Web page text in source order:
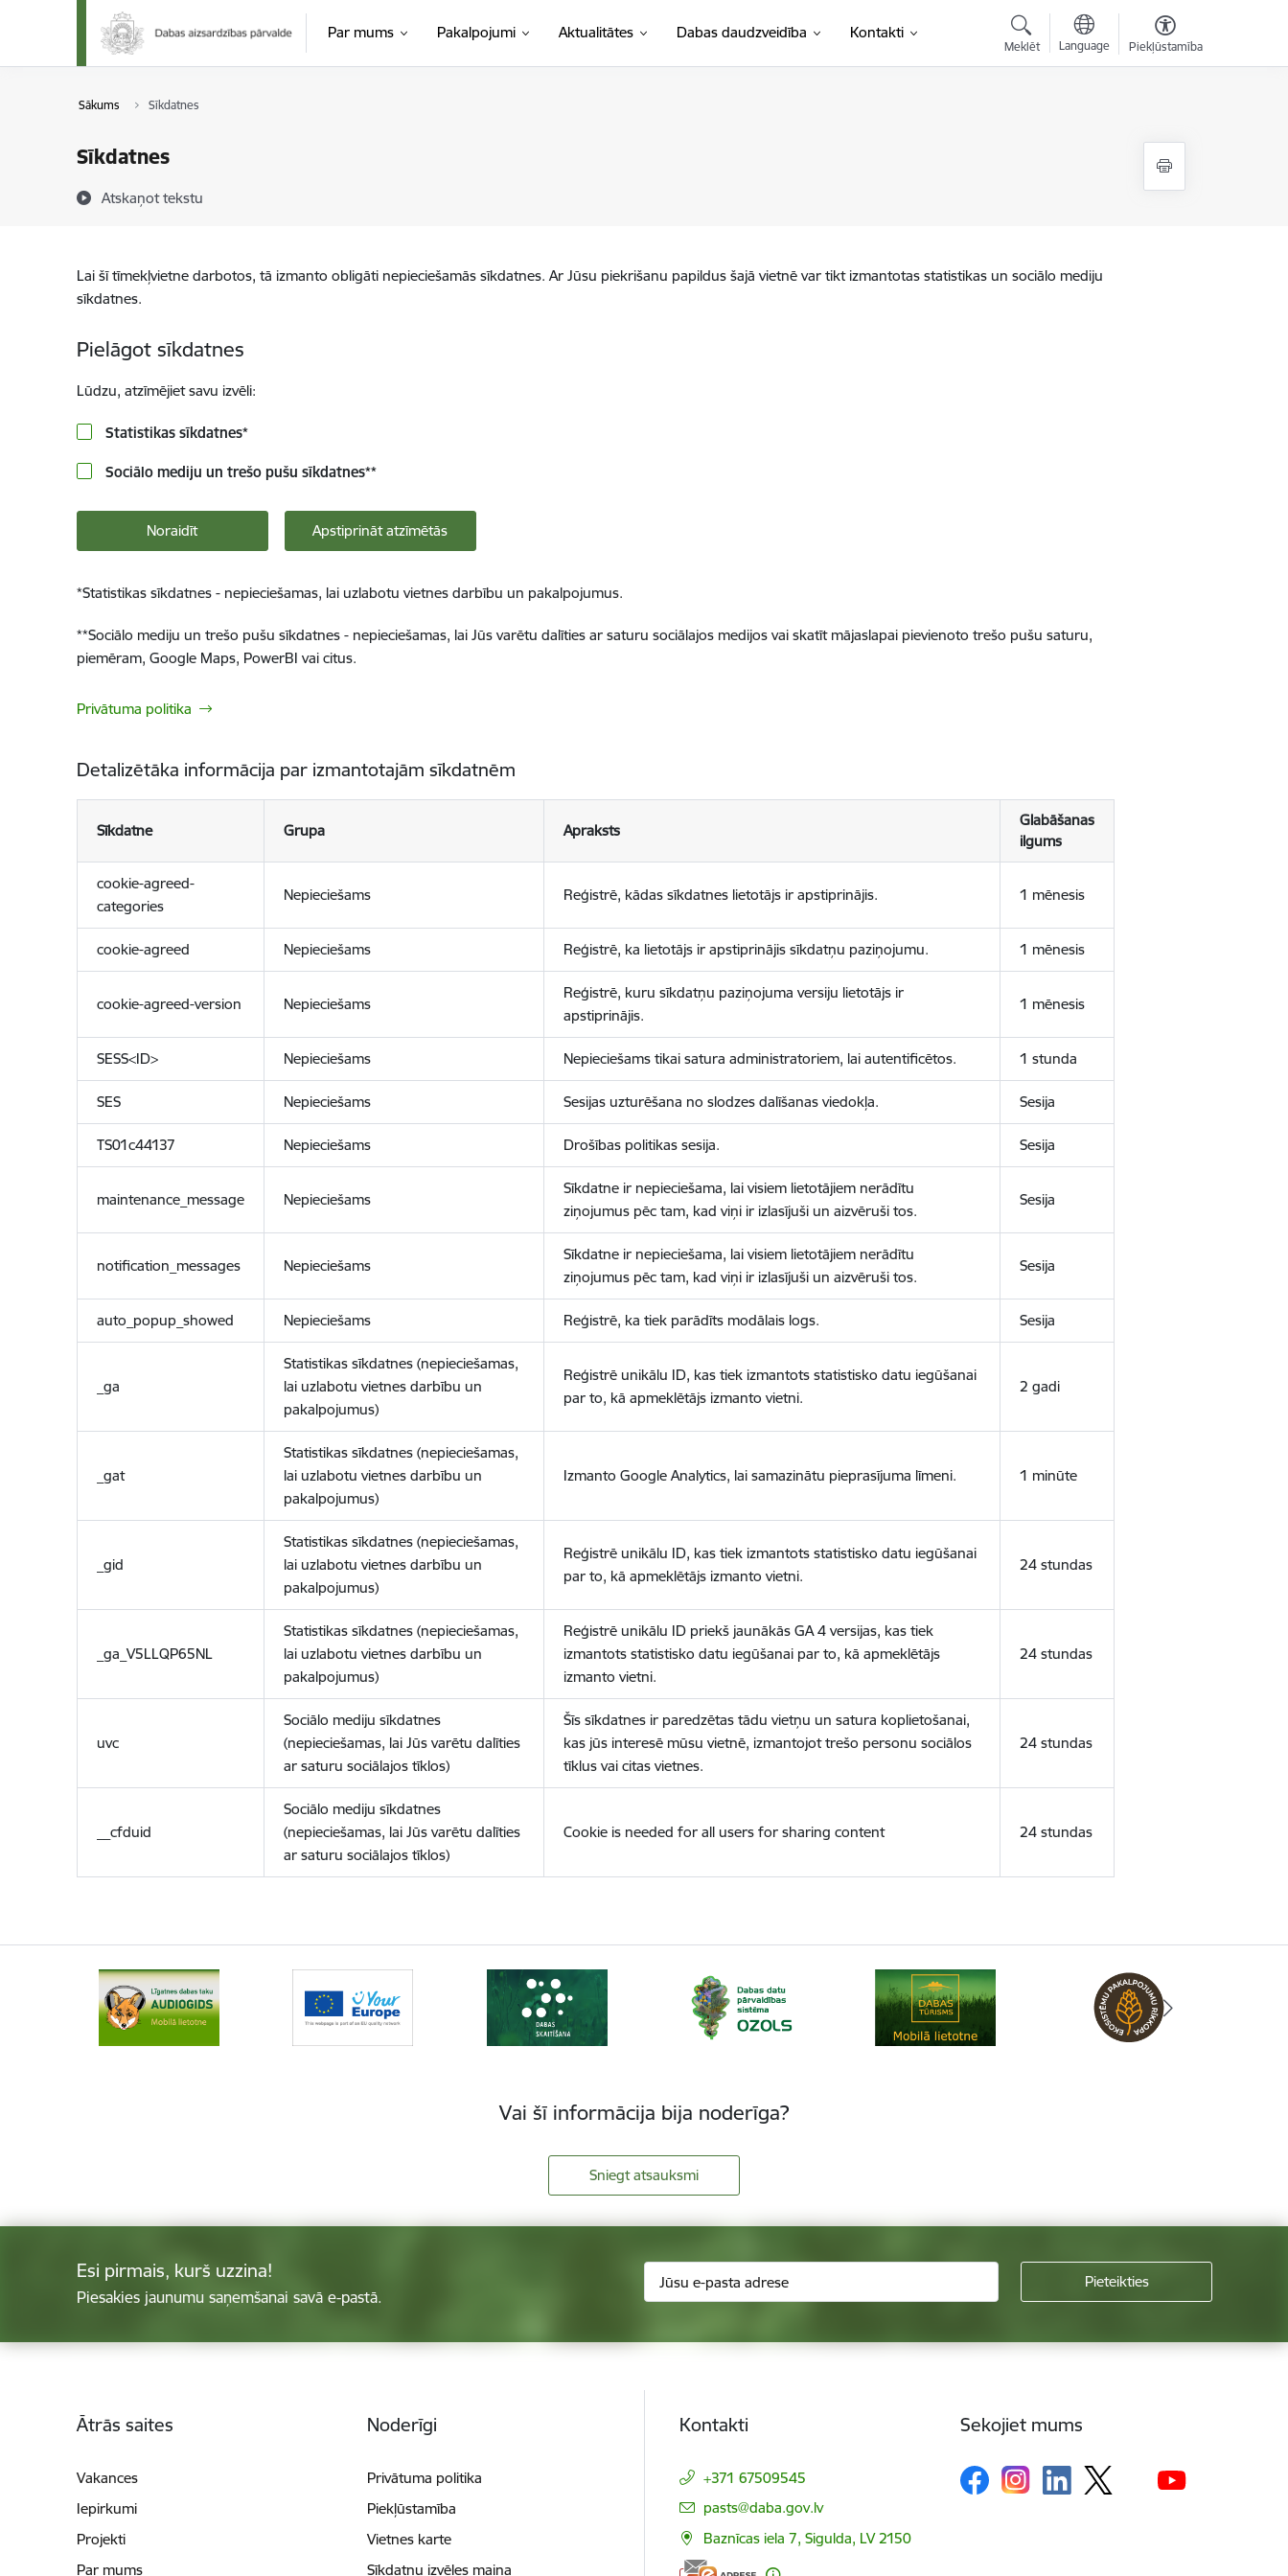
Pāriet uz lapas saturu
Par mums Pakalpojumi Aktualitātes Dabas daudzveidība Kontakti
Meklēt Language Piekļūstamība
Sākums Sīkdatnes
Sīkdatnes
Atskaņot tekstu
Lai šī tīmekļvietne darbotos, tā izmanto obligāti nepieciešamās sīkdatnes. Ar Jūsu piekrišanu papildus šajā vietnē var tikt izmantotas statistikas un sociālo mediju
sīkdatnes.
Pielāgot sīkdatnes
Lūdzu, atzīmējiet savu izvēli:
Statistikas sīkdatnes*
Sociālo mediju un trešo pušu sīkdatnes**
Noraidīt Apstiprināt atzīmētās
*Statistikas sīkdatnes - nepieciešamas, lai uzlabotu vietnes darbību un pakalpojumus.
**Sociālo mediju un trešo pušu sīkdatnes - nepieciešamas, lai Jūs varētu dalīties ar saturu sociālajos medijos vai skatīt mājaslapai pievienoto trešo pušu saturu,
piemēram, Google Maps, PowerBI vai citus.
Privātuma politika
Detalizētāka informācija par izmantotajām sīkdatnēm
Sīkdatne Grupa Apraksts
Glabāšanas
ilgums
cookie-agreed-
categories
Nepieciešams Reģistrē, kādas sīkdatnes lietotājs ir apstiprinājis. 1 mēnesis
cookie-agreed Nepieciešams Reģistrē, ka lietotājs ir apstiprinājis sīkdatņu paziņojumu. 1 mēnesis
cookie-agreed-version Nepieciešams
Reģistrē, kuru sīkdatņu paziņojuma versiju lietotājs ir
apstiprinājis.
1 mēnesis
SESS<ID> Nepieciešams Nepieciešams tikai satura administratoriem, lai autentificētos. 1 stunda
SES Nepieciešams Sesijas uzturēšana no slodzes dalīšanas viedokļa. Sesija
TS01c44137 Nepieciešams Drošības politikas sesija. Sesija
maintenance_message Nepieciešams
Sīkdatne ir nepieciešama, lai visiem lietotājiem nerādītu
ziņojumus pēc tam, kad viņi ir izlasījuši un aizvēruši tos.
Sesija
notification_messages Nepieciešams
Sīkdatne ir nepieciešama, lai visiem lietotājiem nerādītu
ziņojumus pēc tam, kad viņi ir izlasījuši un aizvēruši tos.
Sesija
auto_popup_showed Nepieciešams Reģistrē, ka tiek parādīts modālais logs. Sesija
_ga
Statistikas sīkdatnes (nepieciešamas,
lai uzlabotu vietnes darbību un
pakalpojumus)
Reģistrē unikālu ID, kas tiek izmantots statistisko datu iegūšanai
par to, kā apmeklētājs izmanto vietni.
2 gadi
_gat
Statistikas sīkdatnes (nepieciešamas,
lai uzlabotu vietnes darbību un
pakalpojumus)
Izmanto Google Analytics, lai samazinātu pieprasījuma līmeni. 1 minūte
_gid
Statistikas sīkdatnes (nepieciešamas,
lai uzlabotu vietnes darbību un
pakalpojumus)
Reģistrē unikālu ID, kas tiek izmantots statistisko datu iegūšanai
par to, kā apmeklētājs izmanto vietni.
24 stundas
_ga_V5LLQP65NL
Statistikas sīkdatnes (nepieciešamas,
lai uzlabotu vietnes darbību un
pakalpojumus)
Reģistrē unikālu ID priekš jaunākās GA 4 versijas, kas tiek
izmantots statistisko datu iegūšanai par to, kā apmeklētājs
izmanto vietni.
24 stundas
uvc
Sociālo mediju sīkdatnes
(nepieciešamas, lai Jūs varētu dalīties
ar saturu sociālajos tīklos)
Šīs sīkdatnes ir paredzētas tādu vietņu un satura koplietošanai,
kas jūs interesē mūsu vietnē, izmantojot trešo personu sociālos
tīklus vai citas vietnes.
24 stundas
__cfduid
Sociālo mediju sīkdatnes
(nepieciešamas, lai Jūs varētu dalīties
ar saturu sociālajos tīklos)
Cookie is needed for all users for sharing content 24 stundas
Vai šī informācija bija noderīga?
Sniegt atsauksmi
Esi pirmais, kurš uzzina!
Piesakies jaunumu saņemšanai savā e-pastā.
Ātrās saites
Vakances
Iepirkumi
Projekti
Par mums
Noderīgi
Privātuma politika
Piekļūstamība
Vietnes karte
Sīkdatņu izvēles maiņa
Kontakti
+371 67509545
E-pasts:
pasts@daba.gov.lv
Baznīcas iela 7, Sigulda, LV 2150
Sekojiet mums